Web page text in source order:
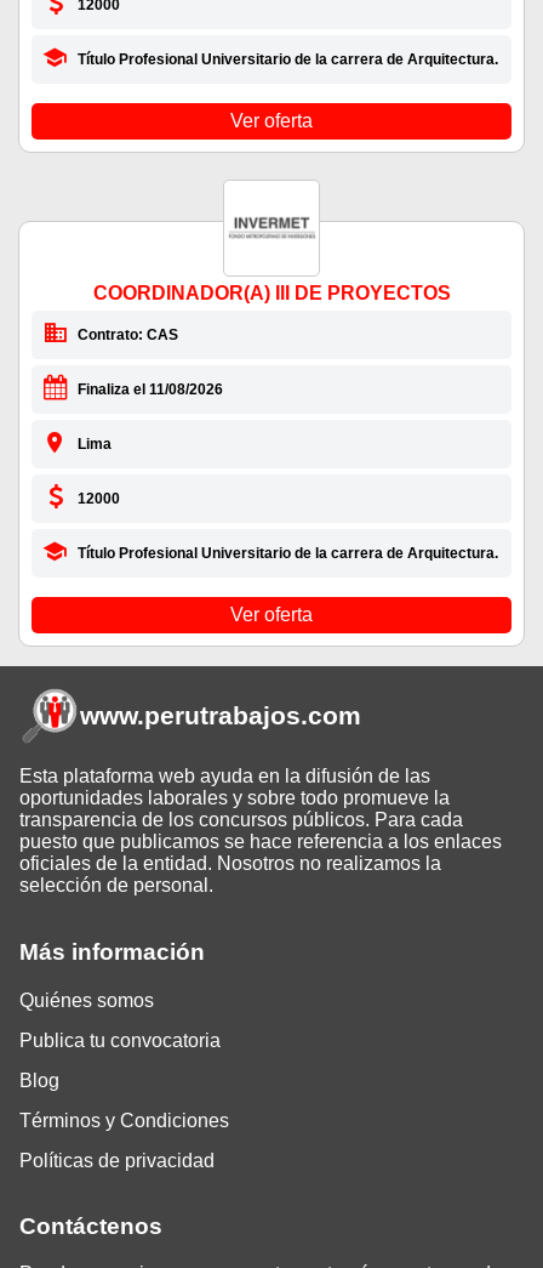
12000
Título Profesional Universitario de la carrera de Arquitectura.
Ver oferta
COORDINADOR(A) III DE PROYECTOS
Contrato: CAS
Finaliza el 11/08/2026
Lima
12000
Título Profesional Universitario de la carrera de Arquitectura.
Ver oferta
Más información
Quiénes somos
Publica tu convocatoria
Blog
Términos y Condiciones
Políticas de privacidad
Contáctenos
www.perutrabajos.com
Esta plataforma web ayuda en la difusión de las
oportunidades laborales y sobre todo promueve la
transparencia de los concursos públicos. Para cada
puesto que publicamos se hace referencia a los enlaces
oficiales de la entidad. Nosotros no realizamos la
selección de personal.